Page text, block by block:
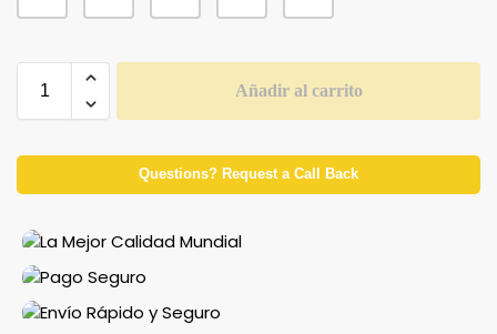
Añadir al carrito
Questions? Request a Call Back